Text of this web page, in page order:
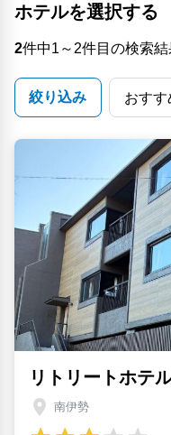
ホテルを選択する
2件中1～2件目の検索
絞り込み
リトリートホテ
南伊勢